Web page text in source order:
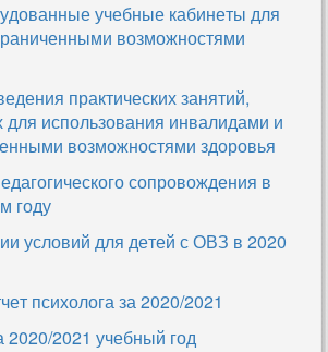
учебные кабинеты для
возможностями
практических занятий,
использования инвалидами и
возможностями здоровья
сопровождения в
году
условий для детей с ОВЗ в 2020
психолога за 2020/2021
2020/2021 учебный год